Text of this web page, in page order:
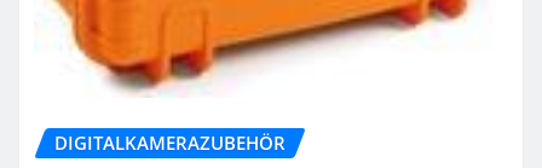
DIGITALKAMERAZUBEHÖR